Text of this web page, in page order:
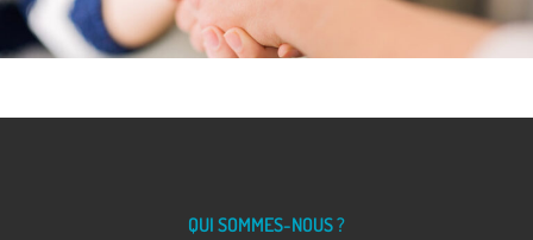
QUI SOMMES-NOUS ?